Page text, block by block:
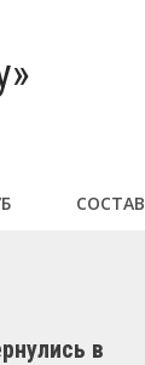
СОСТАВ
в